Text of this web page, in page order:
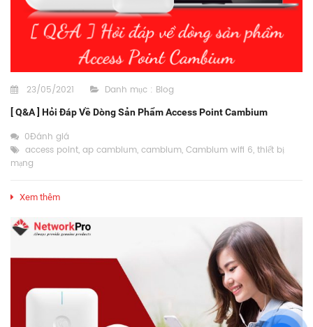
23/05/2021 Danh mục : Blog
[ Q&A ] Hỏi Đáp Về Dòng Sản Phẩm Access Point Cambium
0Đánh giá
access point, ap cambium, cambium, Cambium wifi 6, thiết bị
mạng
Xem thêm